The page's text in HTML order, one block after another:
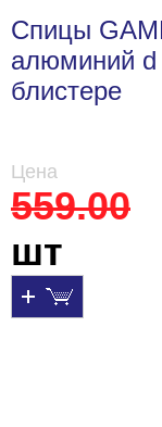
Спицы
алюминий
блистере
Цена
559.00
шт